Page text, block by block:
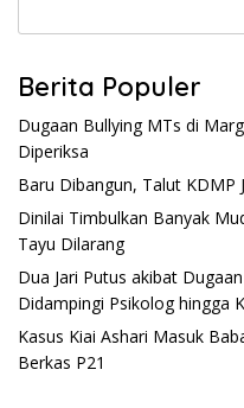
Berita Populer
Dugaan Bullying MTs di
Diperiksa
Baru Dibangun, Talut KDMP
Dinilai Timbulkan Banyak
Tayu Dilarang
Dua Jari Putus akibat
Didampingi Psikolog hingga
Kasus Kiai Ashari Masuk
Berkas P21